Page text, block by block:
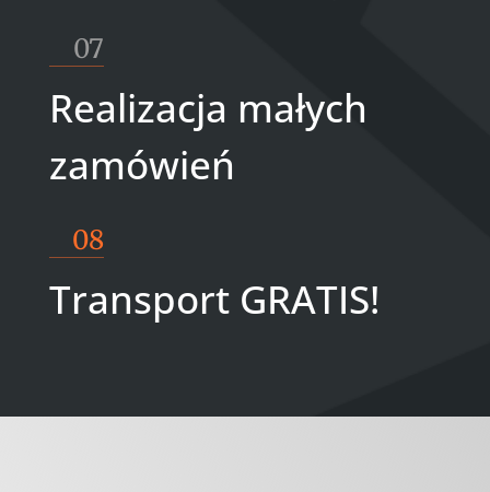
07
Realizacja małych
zamówień
08
Transport GRATIS!